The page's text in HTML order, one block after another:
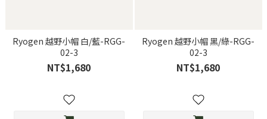
Ryogen 越野小帽 白/藍-RGG-
02-3
NT$1,680
Ryogen 越野小帽 黑/綠-RGG-
02-3
NT$1,680